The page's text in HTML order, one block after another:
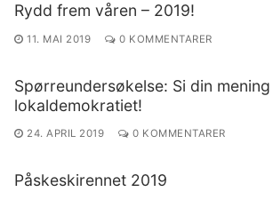
Rydd frem våren – 2019!
11. MAI 2019 0 KOMMENTARER
Spørreundersøkelse: Si din
lokaldemokratiet!
24. APRIL 2019 0 KOMMENTARER
Påskeskirennet 2019